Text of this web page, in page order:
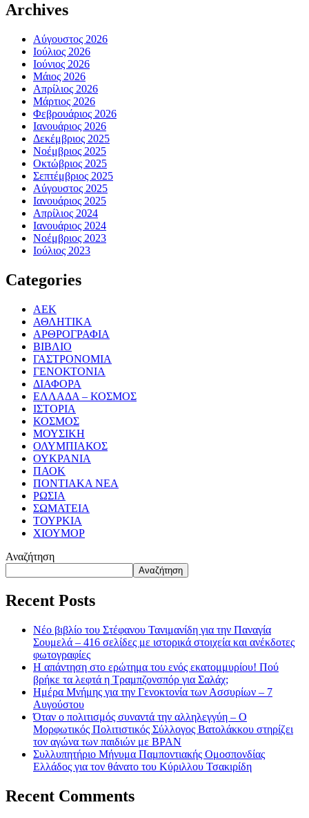
Archives
Αύγουστος 2026
Ιούλιος 2026
Ιούνιος 2026
Μάιος 2026
Απρίλιος 2026
Μάρτιος 2026
Φεβρουάριος 2026
Ιανουάριος 2026
Δεκέμβριος 2025
Νοέμβριος 2025
Οκτώβριος 2025
Σεπτέμβριος 2025
Αύγουστος 2025
Ιανουάριος 2025
Απρίλιος 2024
Ιανουάριος 2024
Νοέμβριος 2023
Ιούλιος 2023
Categories
ΑΕΚ
ΑΘΛΗΤΙΚΑ
ΑΡΘΡΟΓΡΑΦΙΑ
ΒΙΒΛΙΟ
ΓΑΣΤΡΟΝΟΜΙΑ
ΓΕΝΟΚΤΟΝΙΑ
ΔΙΑΦΟΡΑ
ΕΛΛΑΔΑ – ΚΟΣΜΟΣ
ΙΣΤΟΡΙΑ
ΚΟΣΜΟΣ
ΜΟΥΣΙΚΗ
ΟΛΥΜΠΙΑΚΟΣ
ΟΥΚΡΑΝΙΑ
ΠΑΟΚ
ΠΟΝΤΙΑΚΑ ΝΕΑ
ΡΩΣΙΑ
ΣΩΜΑΤΕΙΑ
ΤΟΥΡΚΙΑ
ΧΙΟΥΜΟΡ
Αναζήτηση
Αναζήτηση
Recent Posts
Νέο βιβλίο του Στέφανου Τανιμανίδη για την Παναγία
Σουμελά – 416 σελίδες με ιστορικά στοιχεία και ανέκδοτες
φωτογραφίες
Η απάντηση στο ερώτημα του ενός εκατομμυρίου! Πού
βρήκε τα λεφτά η Τραμπζονσπόρ για Σαλάχ;
Ημέρα Μνήμης για την Γενοκτονία των Ασσυρίων – 7
Αυγούστου
Όταν ο πολιτισμός συναντά την αλληλεγγύη – Ο
Μορφωτικός Πολιτιστικός Σύλλογος Βατολάκκου στηρίζει
τον αγώνα των παιδιών με BPAN
Συλλυπητήριο Μήνυμα Παμποντιακής Ομοσπονδίας
Ελλάδος για τον θάνατο του Κύριλλου Τσακιρίδη
Recent Comments